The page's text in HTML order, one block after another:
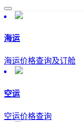
海运
海运价格查询及订舱
空运
空运价格查询